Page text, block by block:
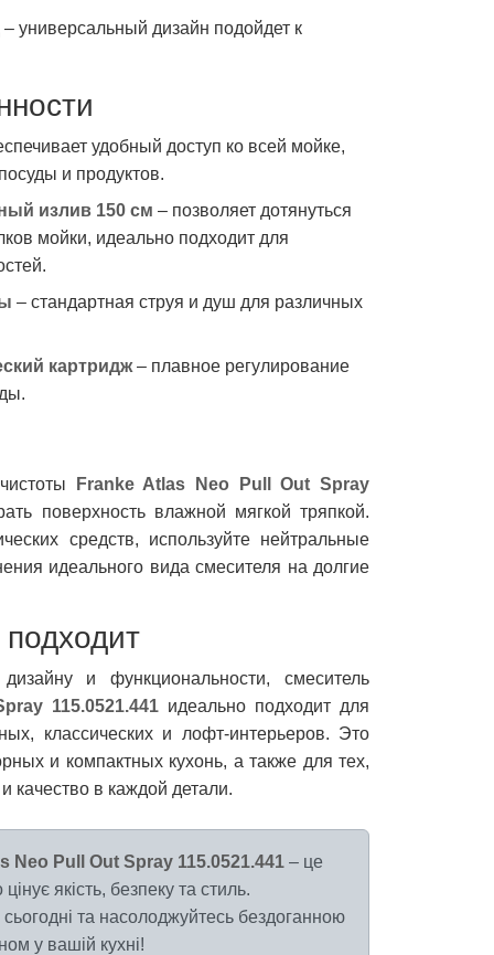
– универсальный дизайн подойдет к
удобный доступ ко всей мойке,
и продуктов.
излив 150 см – позволяет дотянуться
мойки, идеально подходит для
– стандартная струя и душ для различных
картридж– плавное регулирование
Franke Atlas Neo Pull Out Spray
поверхность влажной мягкой тряпкой.
средств, используйте нейтральные
идеального вида смесителя на долгие
и функциональности, смеситель
115.0521.441 идеально подходит для
классических и лофт-интерьеров. Это
и компактных кухонь, а также для тех,
качество в каждой детали.
Neo Pull Out Spray 115.0521.441 – це
якість, безпеку та стиль.
та насолоджуйтесь бездоганною
у вашій кухні!